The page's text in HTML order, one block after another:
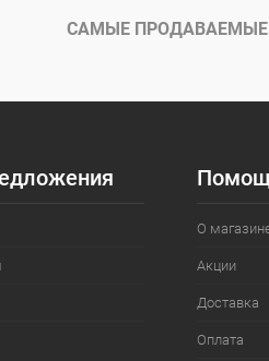
В избранное В
САМЫЕ ПРОДАВАЕМЫЕ
О
Акции
Доставка
Оплата